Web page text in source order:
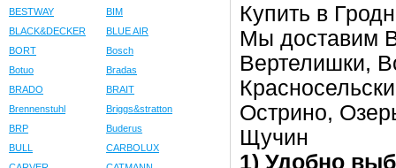
BESTWAY
BIM
BLACK&DECKER
BLUE AIR
BORT
Bosch
Botuo
Bradas
BRADO
BRAIT
Brennenstuhl
Briggs&stratton
BRP
Buderus
BULL
CARBOLUX
Купить в
Мы доставим
Вертелишки,
Острино,
Щучин
1) Удобно